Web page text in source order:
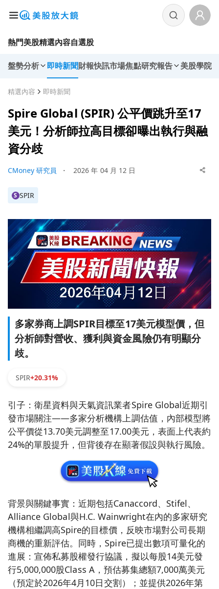
熱門美股精選內容自選股
盤勢分析 即時新聞財報快訊市場焦點研究報告 美股學院
精選內容 即時新聞
Spire Global (SPIR) 公平價跳升至17
美元！分析師拉高目標卻曝出執行與融
資分歧
CMoney 研究員 ・ 2026 年 04 月 12 日
S SPIR
多家券商上調SPIR目標至17美元模型價，但
分析師對營收、獲利與資金風險仍有明顯分
歧。
SPIR+20.31%
引子：衛星資料與天氣資訊業者Spire Global近期引
發市場關注——多家分析機構上調估值，內部模型將
公平價從13.70美元調整至17.00美元，表面上代表約
24%的單股提升，但背後存在顯著假設與執行風險。
背景與關鍵事實：近期包括Canaccord、Stifel、
Alliance Global與H.C. Wainwright在內的多家研究
機構相繼調高Spire的目標價，反映市場對公司長期
商機的重新評估。同時，Spire已提出數項可量化的
進展：宣佈私募股權發行協議，擬以每股14美元發
行5,000,000股Class A，預估募集總額7,000萬美元
（預定於2026年4月10日交割）；並提供2026年第